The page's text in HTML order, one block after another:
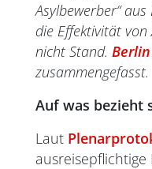
Asylbewerber“
die Effektivität
nicht Stand.
zusammengefasst.
Auf was bezieht
Laut